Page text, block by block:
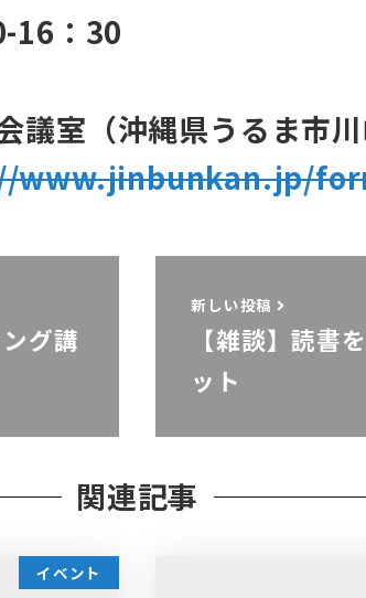
16：30
議室（沖縄県うるま市川
www.jinbunkan.jp/
グ講
新しい投稿
【雑談】読書
ット
関連記事
イベント